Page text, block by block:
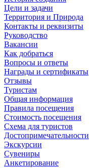
Цели и задачи
Территория и Природа
Контакты и реквизиты
Руководство
Вакансии
Как добраться
Вопросы и ответы
Награды и сертификаты
Отзывы
Туристам
Общая информация
Правила посещения
Стоимость посещения
Схема для туристов
Достопримечательности
Экскурсии
Сувениры
Анкетирование